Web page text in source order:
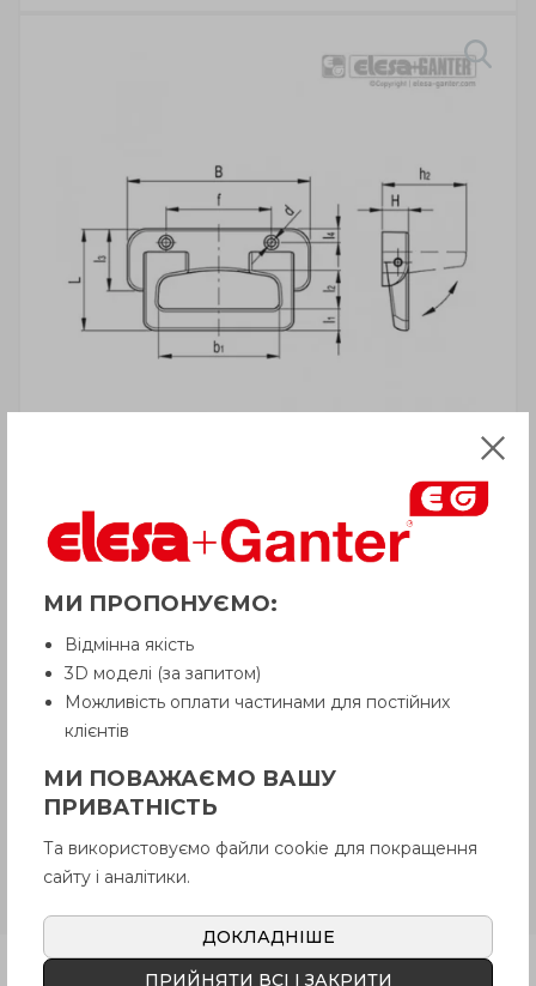
УВАГА!
Товар з приміткою «Є в наявності»
до 6 робочих днів
рекомендуємо уточнити у Продавця.
Продавець залишає за собою право
відпускати товар у базовій кольоровій
гамі, якщо інше не обговорено
MPEПоворотна пружина,
армований технополімер,
різнічьорний та сірий кольори,
матова поверхня
Продукція
МИ ПРОПОНУЄМО:
Відмінна якість
3D моделі (за запитом)
Можливість оплати частинами для постійних
клієнтів
МИ ПОВАЖАЄМО ВАШУ
ПРИВАТНІСТЬ
Та використовуємо файли cookie для покращення
сайту і аналітики.
ДОКЛАДНІШЕ
ПРИЙНЯТИ ВСІ І ЗАКРИТИ